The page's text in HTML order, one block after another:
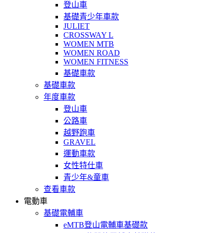
登山車
基礎青少年車款
JULIET
CROSSWAY L
WOMEN MTB
WOMEN ROAD
WOMEN FITNESS
基礎車款
基礎車款
年度車款
登山車
公路車
越野跑車
GRAVEL
運動車款
女性特仕車
青少年&童車
查看車款
電動車
基礎電輔車
eMTB登山電輔車基礎款